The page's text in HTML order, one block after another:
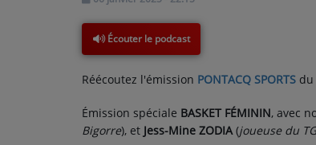
CRÉATIONS AUDIOVISUELLES
L'ŒIL DE L'OIE | PRÉSENTATION
VIDÉOS | L’ŒIL DE L'OIE
Écouter le podcast
Réécoutez l'émission PONTACQ SPORTS du
Émission spéciale BASKET FÉMININ, avec
Bigorre), et Jess-Mine ZODIA(joueuse du